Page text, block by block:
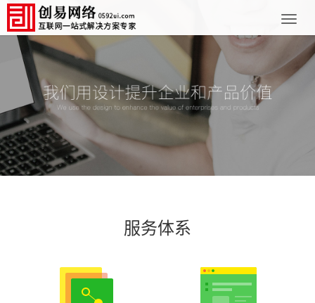
厦
门
站
建
服务体系